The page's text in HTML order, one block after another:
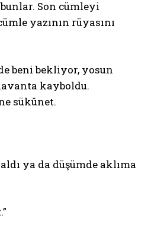
Son cümleyi
yazının rüyasını
beni bekliyor, yosun
kayboldu.
sükûnet.
ya da düşümde aklıma